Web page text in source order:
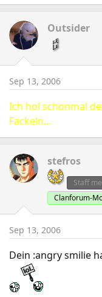
Outsider
Sep 13, 2006
Ich hol schonmal
Fackeln...
stefros
Staff
Clanforum-
Sep 13, 2006
Dein :angry smilie